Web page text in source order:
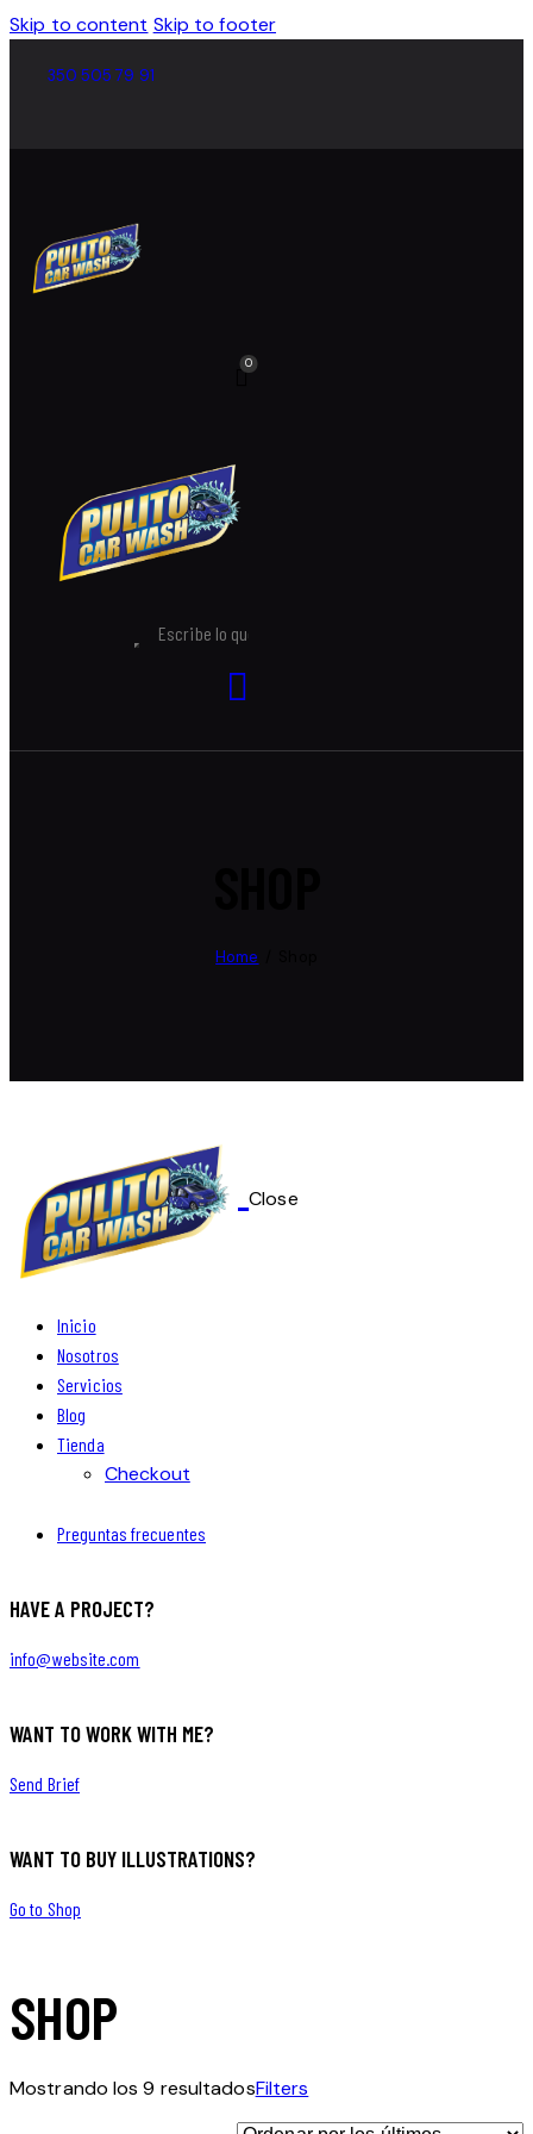
Skip to content Skip to footer
350 505 79 91
0
Home
Close
Inicio
Nosotros
Servicios
Blog
Tienda
Checkout
Preguntas frecuentes
HAVE A PROJECT?
info@website.com
WANT TO WORK WITH ME?
Send Brief
WANT TO BUY ILLUSTRATIONS?
Go to Shop
SHOP
Mostrando los 9 resultadosOrdenado
por
Filters